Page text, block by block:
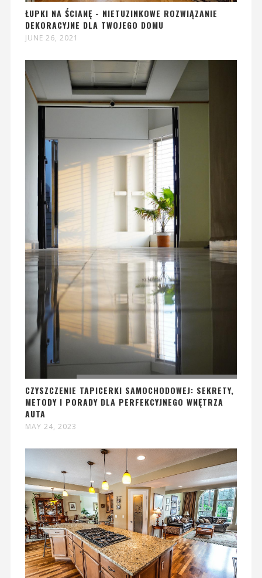
ŁUPKI NA ŚCIANĘ - NIETUZINKOWE ROZWIĄZANIE
DEKORACYJNE DLA TWOJEGO DOMU
JUNE 26, 2021
CZYSZCZENIE TAPICERKI SAMOCHODOWEJ: SEKRETY,
METODY I PORADY DLA PERFEKCYJNEGO WNĘTRZA
AUTA
MAY 24, 2023